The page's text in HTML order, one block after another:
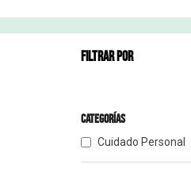
FILTRAR POR
Categorías
Cuidado Personal